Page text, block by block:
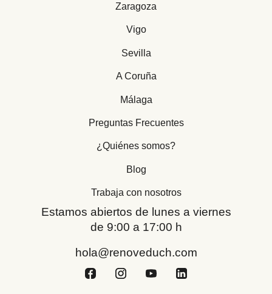
Zaragoza
Vigo
Sevilla
A Coruña
Málaga
Preguntas Frecuentes
¿Quiénes somos?
Blog
Trabaja con nosotros
Estamos abiertos de lunes a viernes
de 9:00 a 17:00 h
hola@renoveduch.com